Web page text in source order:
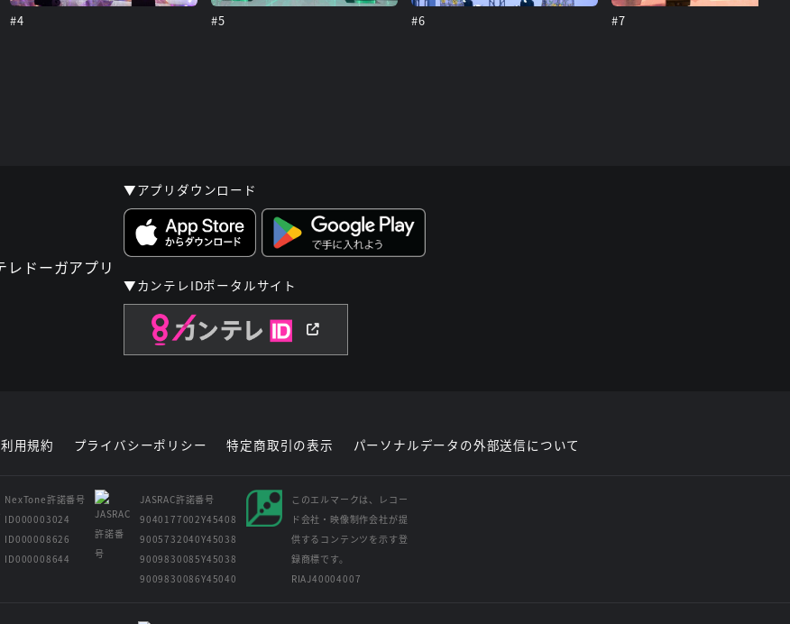
#4 #5 #6 #7
▼アプリダウンロード
▼カンテレIDポータルサイト
利用規約 プライバシーポリシー 特定商取引の表示 パーソナルデータの外部送信について
NexTone許諾番号
ID000003024
ID000008626
ID000008644
JASRAC許諾番号
9040177002Y45408
9005732040Y45038
9009830085Y45038
9009830086Y45040
このエルマークは、レコー
ド会社・映像制作会社が提
供するコンテンツを示す登
録商標です。
RIAJ40004007